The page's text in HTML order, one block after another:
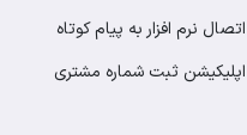
اتصال نرم افزار به پیام کوتاه
اپلیکیشن ثبت شماره مشتری